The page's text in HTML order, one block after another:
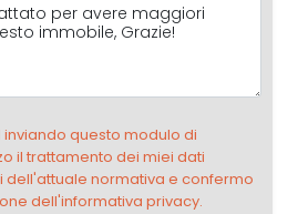
questo modulo di
il trattamento dei miei dati
dell'attuale normativa e confermo
dell'informativa privacy.